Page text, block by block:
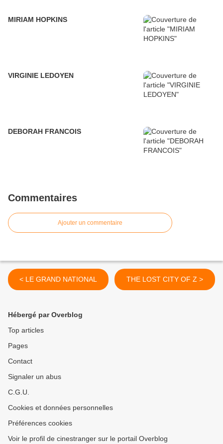
MIRIAM HOPKINS
VIRGINIE LEDOYEN
DEBORAH FRANCOIS
Commentaires
Ajouter un commentaire
< LE GRAND NATIONAL THE LOST CITY OF Z >
Hébergé par Overblog
Top articles
Pages
Contact
Signaler un abus
C.G.U.
Cookies et données personnelles
Préférences cookies
Voir le profil de cinestranger sur le portail Overblog